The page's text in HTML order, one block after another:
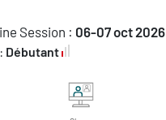
Session : 06-07 oct 2026
Débutant